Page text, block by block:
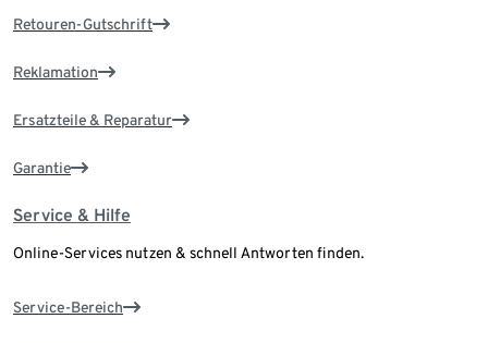
Retouren-Gutschrift
Reklamation
Ersatzteile & Reparatur
Garantie
Service & Hilfe
Online-Services nutzen & schnell Antworten finden.
Service-Bereich